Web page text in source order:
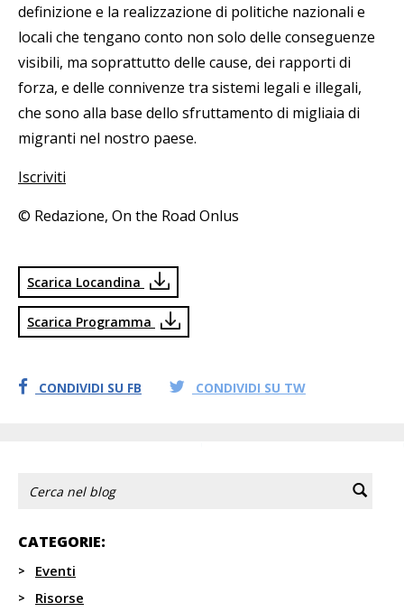
definizione e la realizzazione di politiche nazionali e
locali che tengano conto non solo delle conseguenze
visibili, ma soprattutto delle cause, dei rapporti di
forza, e delle connivenze tra sistemi legali e illegali,
che sono alla base dello sfruttamento di migliaia di
migranti nel nostro paese.
Iscriviti
© Redazione, On the Road Onlus
Scarica Locandina
Scarica Programma
CONDIVIDI SU FB CONDIVIDI SU TW
CATEGORIE:
Eventi
Risorse